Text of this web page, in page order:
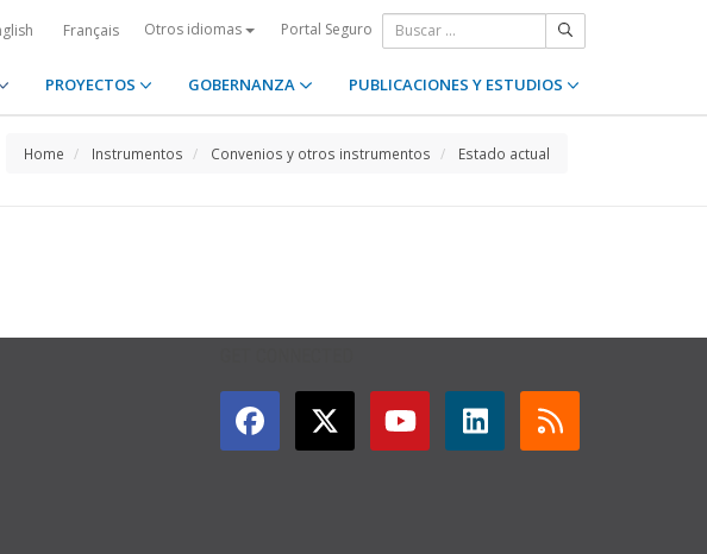
Français Otros idiomas Portal Seguro
PROYECTOS GOBERNANZA PUBLICACIONES Y ESTUDIOS
Home Instrumentos Convenios y otros instrumentos Estado actual